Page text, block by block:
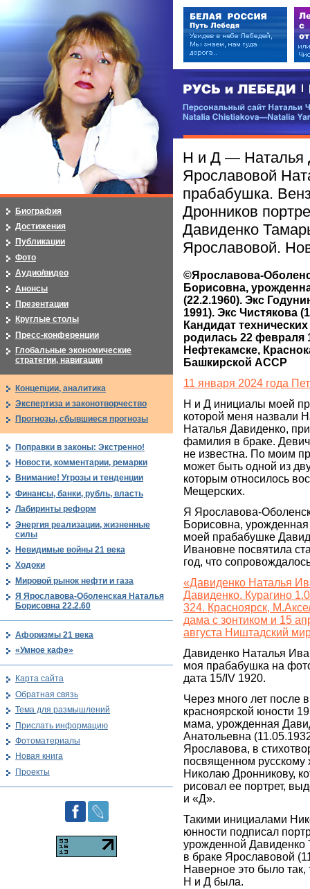
РУСЬ и ЛЕБЕДИ | RUSI —
Персональный сайт Натальи
Н и Д — Наталья
Ярославовой
прабабушка.
Дронников
Давиденко
Ярославовой.
©Ярославова-
Борисовна,
(22.2.1960). Экс
1991). Экс Чистякова
Кандидат
родилась 22 февраля
Нефтекамске,
Башкирской АССР
11 января 2024 года
Н и Д инициалы моей
которой меня назвали
Наталья Давиденко,
фамилия в браке.
не известна. По моим
может быть одной из
которым относилось
Мещерских.
Я Ярославова-
Борисовна,
моей прабабушке
Ивановне посвятила
год, что
«Давиденко Наталья
Давиденко. Курагино
324. Красноярск,
дама с зонтиком и 15
августа Ништадский
Давиденко Наталья
моя прабабушка на
дата 15/IV 1920.
Через много лет после
красноярской юности
мама, урожденная
Анатольевна
Ярославова, в
посвященном русскому
Николаю Дронникову,
рисовал ее портрет,
и «Д».
Такими инициалами
юнности подписал
урожденной
в браке Ярославовой
Наверное это было так,
Н и Д была.
Биография
Достижения
Публикации
Фото
Аудио/видео
Анонсы
Презентации
Круглые столы
Пресс-конференции
Глобальные экономические
стратегии, навигации
Концепции, аналитика
Экспертиза и законотворчество
Прогнозы, сбывшиеся прогнозы
Поправки в законы: Экстренно!
Новости, комментарии, ремарки
Внимание! Угрозы и тенденции
Финансы, банки, рубль, власть
Лабиринты реформ
Энергия реализации, жизненные
силы
Невидимые войны 21 века
Ходоки
Мировой рынок нефти и газа
Я Ярославова-Оболенская Наталья
Борисовна 22.2.60
Афоризмы 21 века
«Умное кафе»
Карта сайта
Обратная связь
Тема для размышлений
Прислать информацию
Фотоматериалы
Новая книга
Проекты